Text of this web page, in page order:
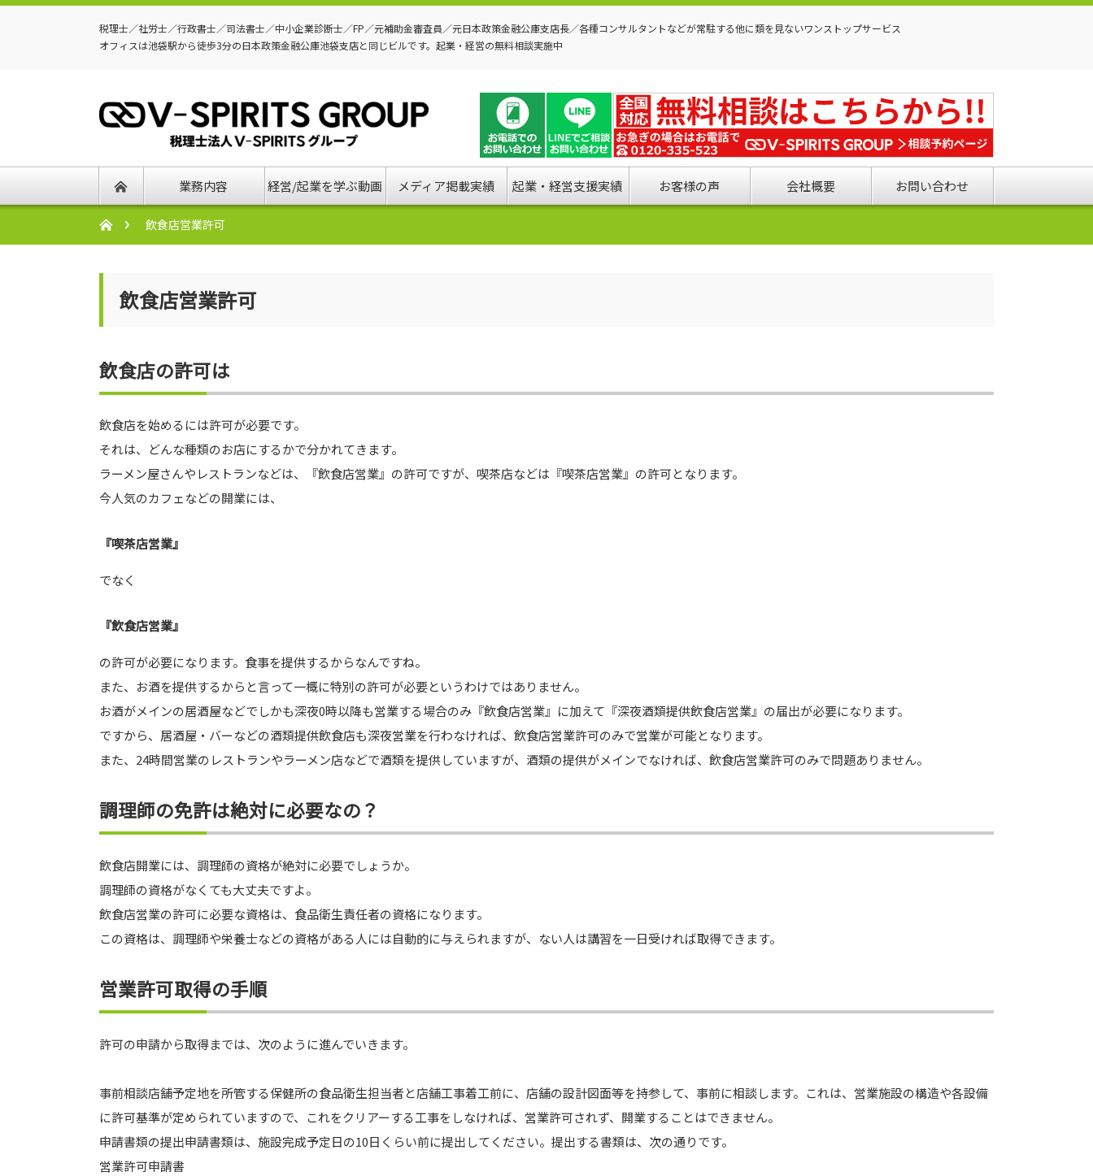
税理士／社労士／行政書士／司法書士／中小企業診断士／FP／元補助金審査員／元日本政策金融公庫支店長／各種コンサルタントなどが常駐する他に類を見ないワンストップサービス
オフィスは池袋駅から徒歩3分の日本政策金融公庫池袋支店と同じビルです。起業・経営の無料相談実施中
業務内容 経営/起業を学ぶ動画 メディア掲載実績 起業・経営支援実績 お客様の声 会社概要 お問い合わせ
飲食店営業許可
飲食店営業許可
飲食店の許可は
飲食店を始めるには許可が必要です。
それは、どんな種類のお店にするかで分かれてきます。
ラーメン屋さんやレストランなどは、『飲食店営業』の許可ですが、喫茶店などは『喫茶店営業』の許可となります。
今人気のカフェなどの開業には、
『喫茶店営業』
でなく
『飲食店営業』
の許可が必要になります。食事を提供するからなんですね。
また、お酒を提供するからと言って一概に特別の許可が必要というわけではありません。
お酒がメインの居酒屋などでしかも深夜0時以降も営業する場合のみ『飲食店営業』に加えて『深夜酒類提供飲食店営業』の届出が必要になります。
ですから、居酒屋・バーなどの酒類提供飲食店も深夜営業を行わなければ、飲食店営業許可のみで営業が可能となります。
また、24時間営業のレストランやラーメン店などで酒類を提供していますが、酒類の提供がメインでなければ、飲食店営業許可のみで問題ありません。
調理師の免許は絶対に必要なの？
飲食店開業には、調理師の資格が絶対に必要でしょうか。
調理師の資格がなくても大丈夫ですよ。
飲食店営業の許可に必要な資格は、食品衛生責任者の資格になります。
この資格は、調理師や栄養士などの資格がある人には自動的に与えられますが、ない人は講習を一日受ければ取得できます。
営業許可取得の手順
許可の申請から取得までは、次のように進んでいきます。
事前相談店舗予定地を所管する保健所の食品衛生担当者と店舗工事着工前に、店舗の設計図面等を持参して、事前に相談します。これは、営業施設の構造や各設備
に許可基準が定められていますので、これをクリアーする工事をしなければ、営業許可されず、開業することはできません。
申請書類の提出申請書類は、施設完成予定日の10日くらい前に提出してください。提出する書類は、次の通りです。
営業許可申請書